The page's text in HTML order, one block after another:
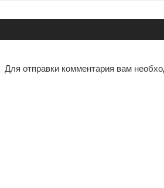
Для отправки комментария вам